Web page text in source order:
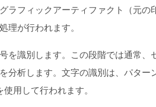
ラフィックアーティファクト（元の
理が行われます。
を識別します。この段階では通常、
分析します。文字の識別は、パター
用して行われます。